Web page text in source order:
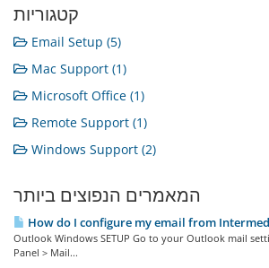
קטגוריות
Email Setup (5)
Mac Support (1)
Microsoft Office (1)
Remote Support (1)
Windows Support (2)
המאמרים הנפוצים ביותר
How do I configure my email from
Outlook Windows SETUP Go to your Outlook mail
Panel > Mail...